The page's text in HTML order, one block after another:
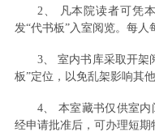
2、 凡本院读者可凭
发“代书板”入室阅览。每人
3、 室内书库采取开架
板”定位，以免乱架影响其他
4、 本室藏书仅供室内
经申请批准后，可办理短期